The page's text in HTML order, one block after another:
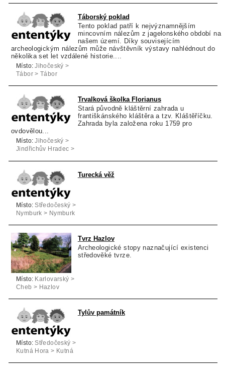
Táborský poklad
Tento poklad patří k nejvýznamnějším
mincovním nálezům z jagelonského období na
našem území. Díky souvisejícím
archeologickým nálezům může návštěvník výstavy nahlédnout do
několika set let vzdálené historie....
Místo: Jihočeský >
Tábor > Tábor
Trvalková školka Florianus
Stará původně kláštěrní zahrada u
františkánského kláštěra a tzv. Kláštěříčku.
Zahrada byla založena roku 1759 pro
ovdovělou...
Místo: Jihočeský >
Jindřichův Hradec >
Turecká věž
Místo: Středočeský >
Nymburk > Nymburk
Tvrz Hazlov
Archeologické stopy naznačující existenci
středověké tvrze.
Místo: Karlovarský >
Cheb > Hazlov
Tylův památník
Místo: Středočeský >
Kutná Hora > Kutná